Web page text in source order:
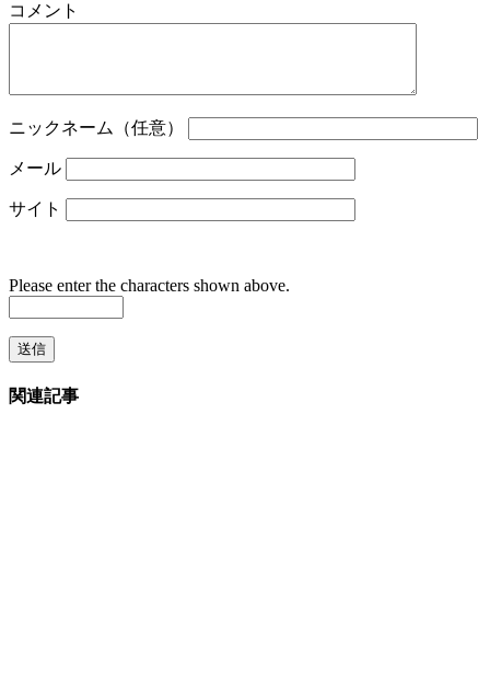
コメント
ニックネーム（任意）
メール
サイト
Please enter the characters shown above.
関連記事